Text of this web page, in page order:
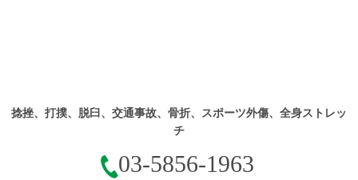
捻挫、打撲、脱臼、交通事故、骨折、スポーツ外傷、全身ストレッ
チ
03-5856-1963